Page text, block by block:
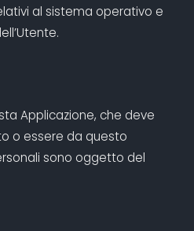
al sistema operativo e
Applicazione, che deve
o essere da questo
sono oggetto del